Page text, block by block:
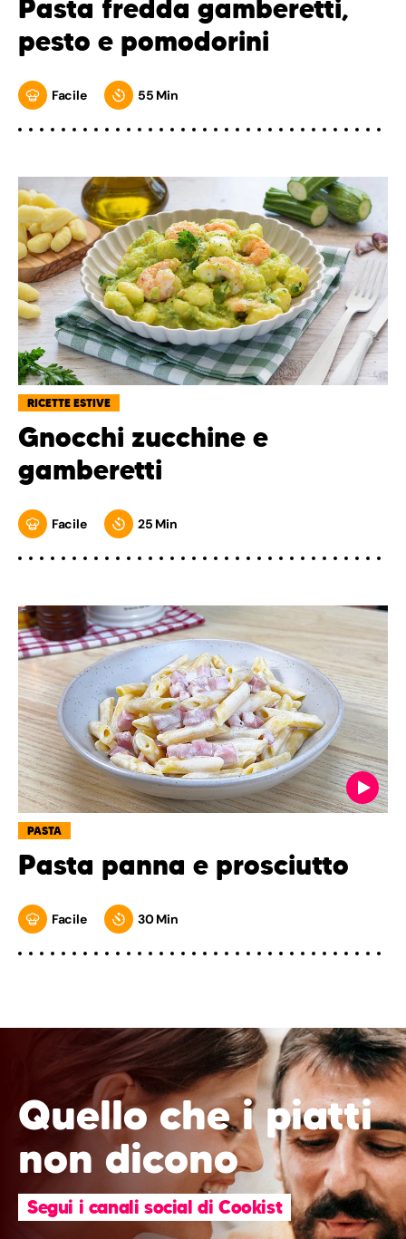
Pasta fredda gamberetti,
pesto e pomodorini
Facile 55 Min
RICETTE ESTIVE
Gnocchi zucchine e
gamberetti
Facile 25 Min
PASTA
Pasta panna e prosciutto
Facile 30 Min
Quello che i piatti
non dicono
Segui i canali social di Cookist